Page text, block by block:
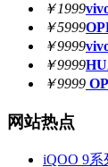
￥1999
￥5999
￥9999
￥9999
￥9999
网站热点
iQOO 9